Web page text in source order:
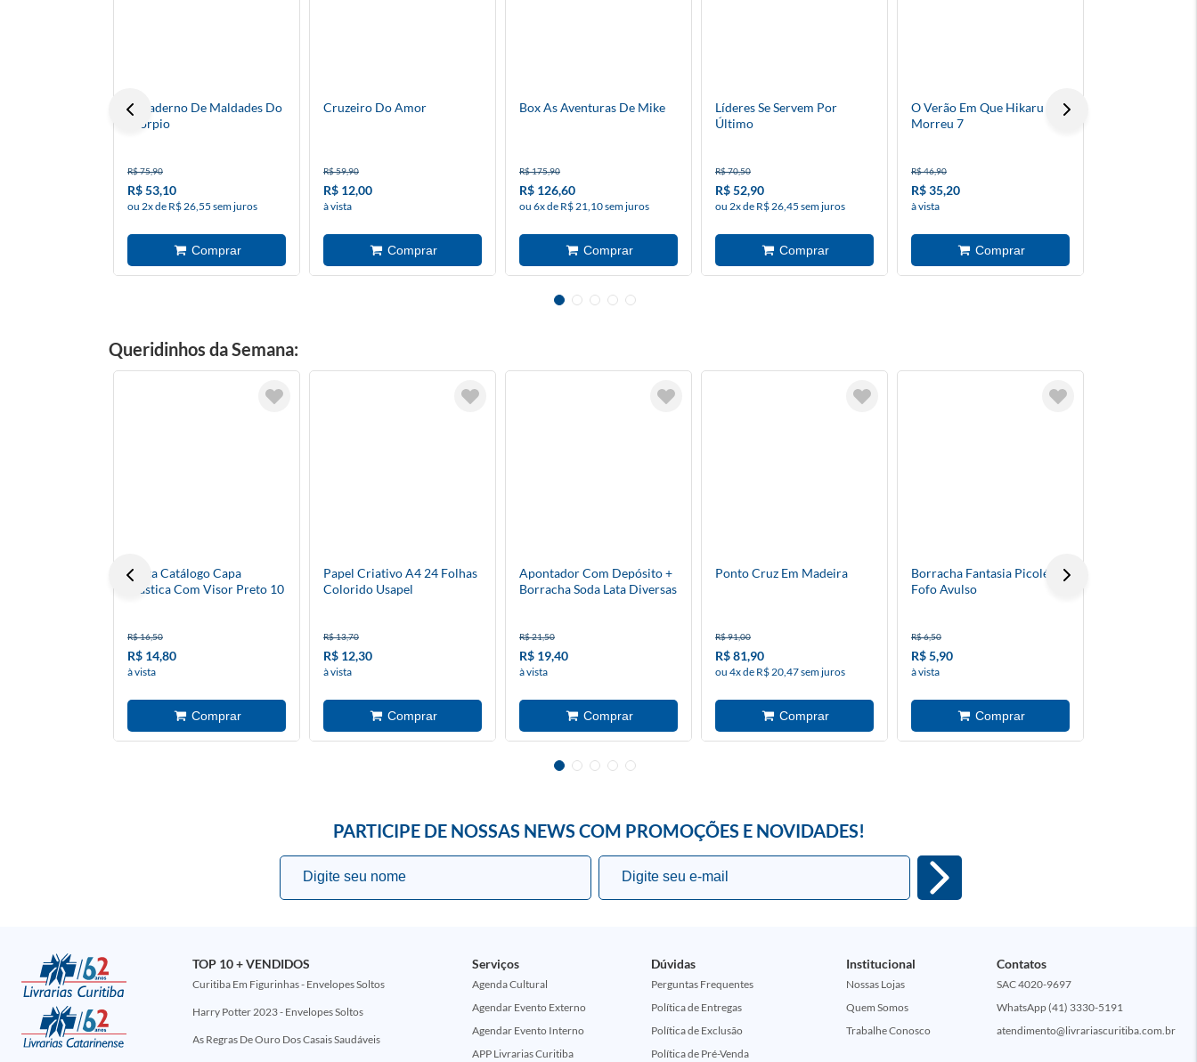
O Caderno De Maldades Do
Scorpio
R$ 75,90
R$ 53,10
ou 2x de R$ 26,55 sem juros
Cruzeiro Do Amor
R$ 59,90
R$ 12,00
à vista
Box As Aventuras De Mike
R$ 175,90
R$ 126,60
ou 6x de R$ 21,10 sem juros
Líderes Se Servem Por
Último
R$ 70,50
R$ 52,90
ou 2x de R$ 26,45 sem juros
O Verão Em Que Hikaru
Morreu 7
R$ 46,90
R$ 35,20
à vista
Queridinhos da Semana:
Pasta Catálogo Capa
Plástica Com Visor Preto 10
R$ 16,50
R$ 14,80
à vista
Papel Criativo A4 24 Folhas
Colorido Usapel
R$ 13,70
R$ 12,30
à vista
Apontador Com Depósito +
Borracha Soda Lata Diversas
R$ 21,50
R$ 19,40
à vista
Ponto Cruz Em Madeira
R$ 91,00
R$ 81,90
ou 4x de R$ 20,47 sem juros
Borracha Fantasia Picolé
Fofo Avulso
R$ 6,50
R$ 5,90
à vista
PARTICIPE DE NOSSAS NEWS COM PROMOÇÕES E NOVIDADES!
TOP 10 + VENDIDOS
Curitiba Em Figurinhas - Envelopes Soltos
Harry Potter 2023 - Envelopes Soltos
As Regras De Ouro Dos Casais Saudáveis
Serviços
Agenda Cultural
Agendar Evento Externo
Agendar Evento Interno
APP Livrarias Curitiba
Dúvidas
Perguntas Frequentes
Política de Entregas
Política de Exclusão
Política de Pré-Venda
Institucional
Nossas Lojas
Quem Somos
Trabalhe Conosco
Contatos
SAC 4020-9697
WhatsApp (41) 3330-5191
atendimento@livrariascuritiba.com.br